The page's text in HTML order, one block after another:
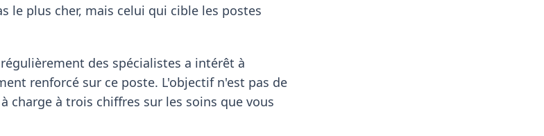
le plus cher, mais celui qui cible les postes
des spécialistes a intérêt à
renforcé sur ce poste. L'objectif n'est pas de
charge à trois chiffres sur les soins que vous